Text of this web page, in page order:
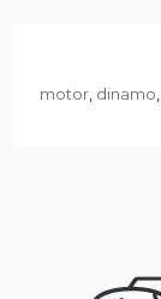
motor dinamo